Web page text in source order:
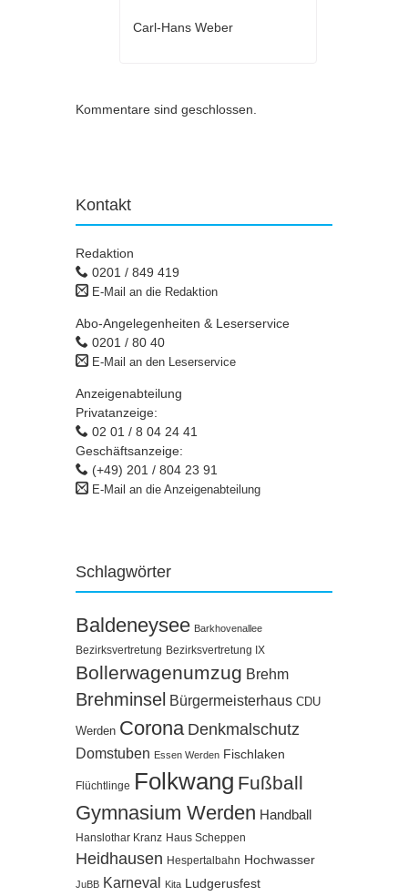
Carl-Hans Weber
Kommentare sind geschlossen.
Kontakt
Redaktion
0201 / 849 419
E-Mail an die Redaktion
Abo-Angelegenheiten & Leserservice
0201 / 80 40
E-Mail an den Leserservice
Anzeigenabteilung
Privatanzeige:
02 01 / 8 04 24 41
Geschäftsanzeige:
(+49) 201 / 804 23 91
E-Mail an die Anzeigenabteilung
Schlagwörter
Baldeneysee Barkhovenallee
Bezirksvertretung Bezirksvertretung IX
Bollerwagenumzug Brehm
Brehminsel Bürgermeisterhaus CDU
Werden Corona Denkmalschutz
Domstuben Essen Werden Fischlaken
Flüchtlinge Folkwang Fußball
Gymnasium Werden Handball
Hanslothar Kranz Haus Scheppen
Heidhausen Hespertalbahn Hochwasser
JuBB Karneval Kita Ludgerusfest